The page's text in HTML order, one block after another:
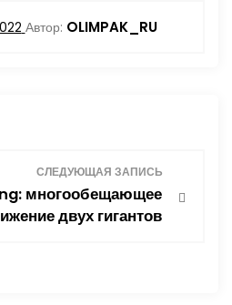
Автор: OLIMPAK_RU
СЛЕДУЮЩАЯ ЗАПИСЬ
многообещающее
двух гигантов